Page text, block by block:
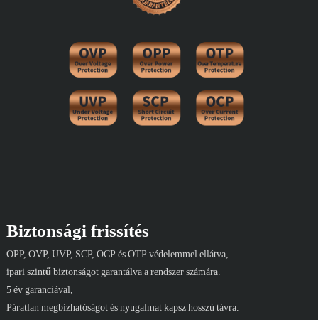
Biztonsági frissítés
OPP, OVP, UVP, SCP, OCP és OTP védelemmel ellátva,
ipari szintű biztonságot garantálva a rendszer számára.
5 év garanciával,
Páratlan megbízhatóságot és nyugalmat kapsz hosszú távra.